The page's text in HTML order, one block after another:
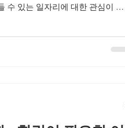
수 있는 일자리에 대한 관심이 자
급 1) 짧은 시간에도 높은 수입 확
는 이유는, 본업을 유지하면서 수